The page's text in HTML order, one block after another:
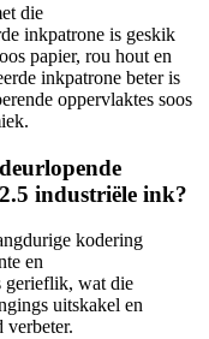
die
inkpatrone is geskik
papier, rou hout en
inkpatrone beter is
oppervlaktes soos
industriële ink?
kodering
en
gerieflik, wat die
uitskakel en
verbeter.